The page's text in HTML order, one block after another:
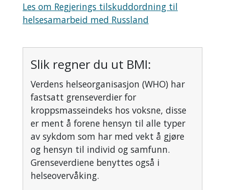
Les om Regjerings tilskuddordning til
helsesamarbeid med Russland
Slik regner du ut BMI:
Verdens helseorganisasjon (WHO) har
fastsatt grenseverdier for
kroppsmasseindeks hos voksne, disse
er ment å forene hensyn til alle typer
av sykdom som har med vekt å gjøre
og hensyn til individ og samfunn.
Grenseverdiene benyttes også i
helseovervåking.